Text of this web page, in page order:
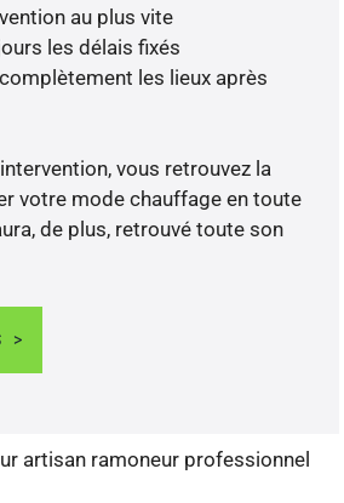
au plus vite
les délais fixés
les lieux après
vous retrouvez la
votre mode chauffage en toute
de plus, retrouvé toute son